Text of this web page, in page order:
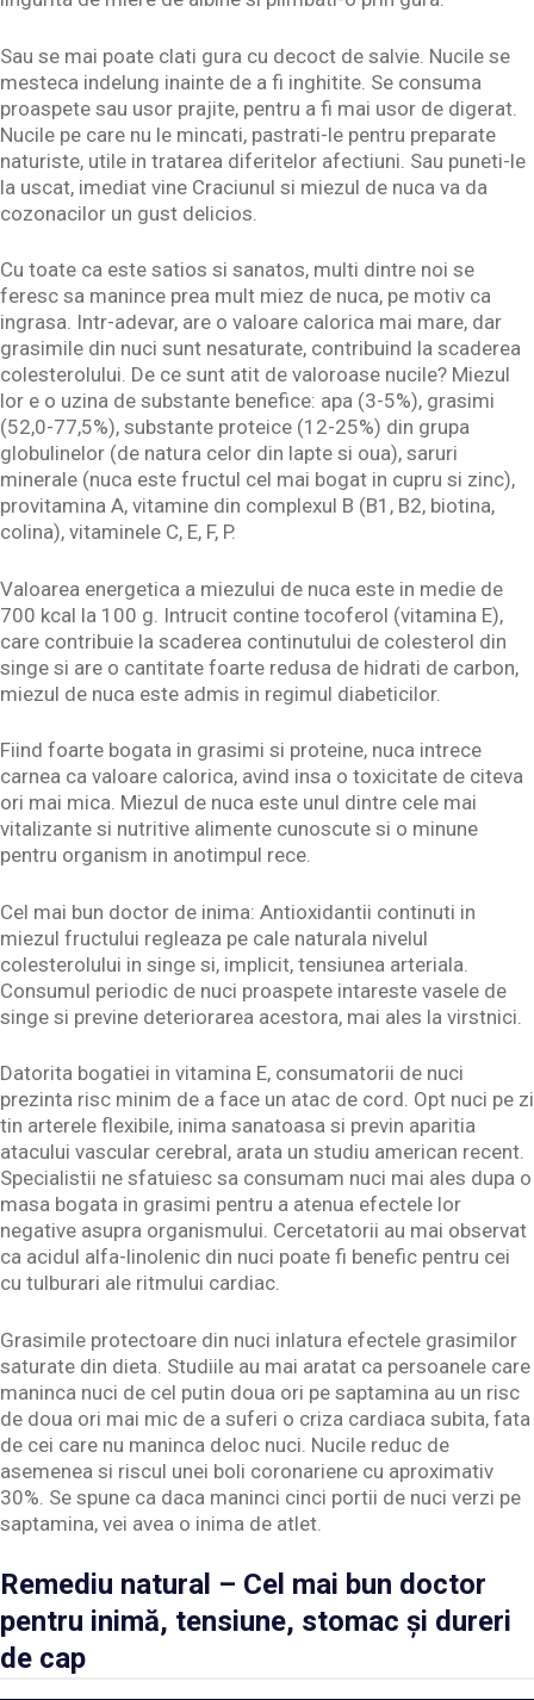
Sau se mai poate clati gura cu decoct de salvie. Nucile se
mesteca indelung inainte de a fi inghitite. Se consuma
proaspete sau usor prajite, pentru a fi mai usor de digerat.
Nucile pe care nu le mincati, pastrati-le pentru preparate
naturiste, utile in tratarea diferitelor afectiuni. Sau puneti-le
la uscat, imediat vine Craciunul si miezul de nuca va da
cozonacilor un gust delicios.
Cu toate ca este satios si sanatos, multi dintre noi se
feresc sa manince prea mult miez de nuca, pe motiv ca
ingrasa. Intr-adevar, are o valoare calorica mai mare, dar
grasimile din nuci sunt nesaturate, contribuind la scaderea
colesterolului. De ce sunt atit de valoroase nucile? Miezul
lor e o uzina de substante benefice: apa (3-5%), grasimi
(52,0-77,5%), substante proteice (12-25%) din grupa
globulinelor (de natura celor din lapte si oua), saruri
minerale (nuca este fructul cel mai bogat in cupru si zinc),
provitamina A, vitamine din complexul B (B1, B2, biotina,
colina), vitaminele C, E, F, P.
Valoarea energetica a miezului de nuca este in medie de
700 kcal la 100 g. Intrucit contine tocoferol (vitamina E),
care contribuie la scaderea continutului de colesterol din
singe si are o cantitate foarte redusa de hidrati de carbon,
miezul de nuca este admis in regimul diabeticilor.
Fiind foarte bogata in grasimi si proteine, nuca intrece
carnea ca valoare calorica, avind insa o toxicitate de citeva
ori mai mica. Miezul de nuca este unul dintre cele mai
vitalizante si nutritive alimente cunoscute si o minune
pentru organism in anotimpul rece.
Cel mai bun doctor de inima: Antioxidantii continuti in
miezul fructului regleaza pe cale naturala nivelul
colesterolului in singe si, implicit, tensiunea arteriala.
Consumul periodic de nuci proaspete intareste vasele de
singe si previne deteriorarea acestora, mai ales la virstnici.
Datorita bogatiei in vitamina E, consumatorii de nuci
prezinta risc minim de a face un atac de cord. Opt nuci pe zi
tin arterele flexibile, inima sanatoasa si previn aparitia
atacului vascular cerebral, arata un studiu american recent.
Specialistii ne sfatuiesc sa consumam nuci mai ales dupa o
masa bogata in grasimi pentru a atenua efectele lor
negative asupra organismului. Cercetatorii au mai observat
ca acidul alfa-linolenic din nuci poate fi benefic pentru cei
cu tulburari ale ritmului cardiac.
Grasimile protectoare din nuci inlatura efectele grasimilor
saturate din dieta. Studiile au mai aratat ca persoanele care
maninca nuci de cel putin doua ori pe saptamina au un risc
de doua ori mai mic de a suferi o criza cardiaca subita, fata
de cei care nu maninca deloc nuci. Nucile reduc de
asemenea si riscul unei boli coronariene cu aproximativ
30%. Se spune ca daca maninci cinci portii de nuci verzi pe
saptamina, vei avea o inima de atlet.
Remediu natural – Cel mai bun doctor
pentru inimă, tensiune, stomac și dureri
de cap